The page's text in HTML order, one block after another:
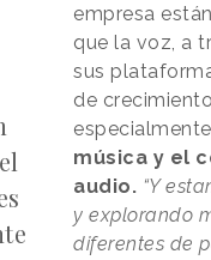
empresa
que la voz, a
sus
de
música y el
audio. “Y
y explorando
diferentes de